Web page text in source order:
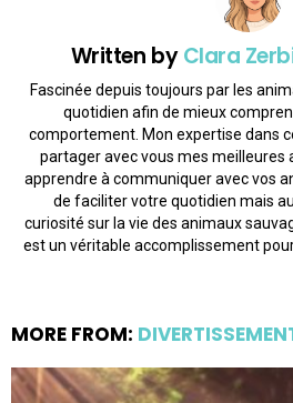
Written byClara
Fascinée depuis toujours par les
quotidien afin de mieux
comportement. Mon expertise dans
partager avec vous mes meilleures
apprendre à communiquer avec vos
de faciliter votre quotidien mais
curiosité sur la vie des animaux
est un véritable accomplissement
MORE FROM: